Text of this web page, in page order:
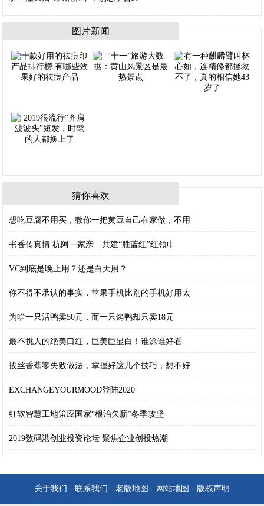
图片新闻
猜你喜欢
想吃豆腐不用买，教你一把黄豆自己在家做，不用
书香传真情 杭阿一家亲—共建“胜蓝红”红领巾
VC到底是晚上用？还是白天用？
你不得不承认的事实，苹果手机比别的手机好用太
为啥一只活鸭卖50元，而一只烤鸭却只卖18元
最不挑人的绝美口红，巨美巨显白！谁涂谁好看
拔丝香蕉零失败做法，掌握好这几个技巧，想不好
EXCHANGEYOURMOOD登陆2020
虹软智慧工地策应国家“根治欠薪”冬季攻坚
2019数码港创业投资论坛 聚焦企业创投热潮
关于我们 - 联系我们 - 老版地图 - 网站地图 - 版权声明